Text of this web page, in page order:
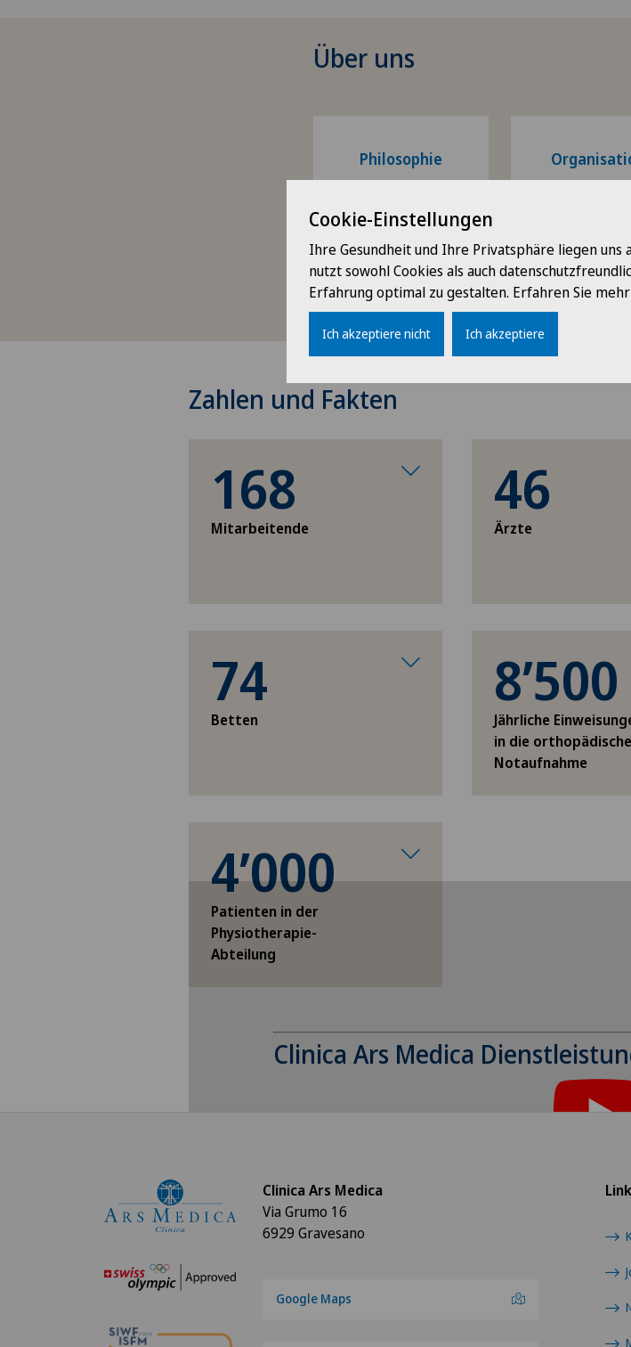
Über uns
Philosophie
Medizinische
Infrastruktur
Zahlen und Fakten
168
Mitarbeitende
74
Betten
4’000
Patienten in der
Physiotherapie-
Abteilung
46
Ärzte
8’500
Jährliche
in die orthopädische
Notaufnahme
Clinica Ars Medica
Bitte aktivieren Sie die entsprechende
Clinica Ars Medica
Via Grumo 16
6929 Gravesano
Google Maps
Cookie-Einstellungen
Ihre Gesundheit und Ihre Privatsphäre liegen uns
nutzt sowohl Cookies als auch
Erfahrung optimal zu gestalten. Erfahren Sie
Ich akzeptiere nicht Ich akzeptiere